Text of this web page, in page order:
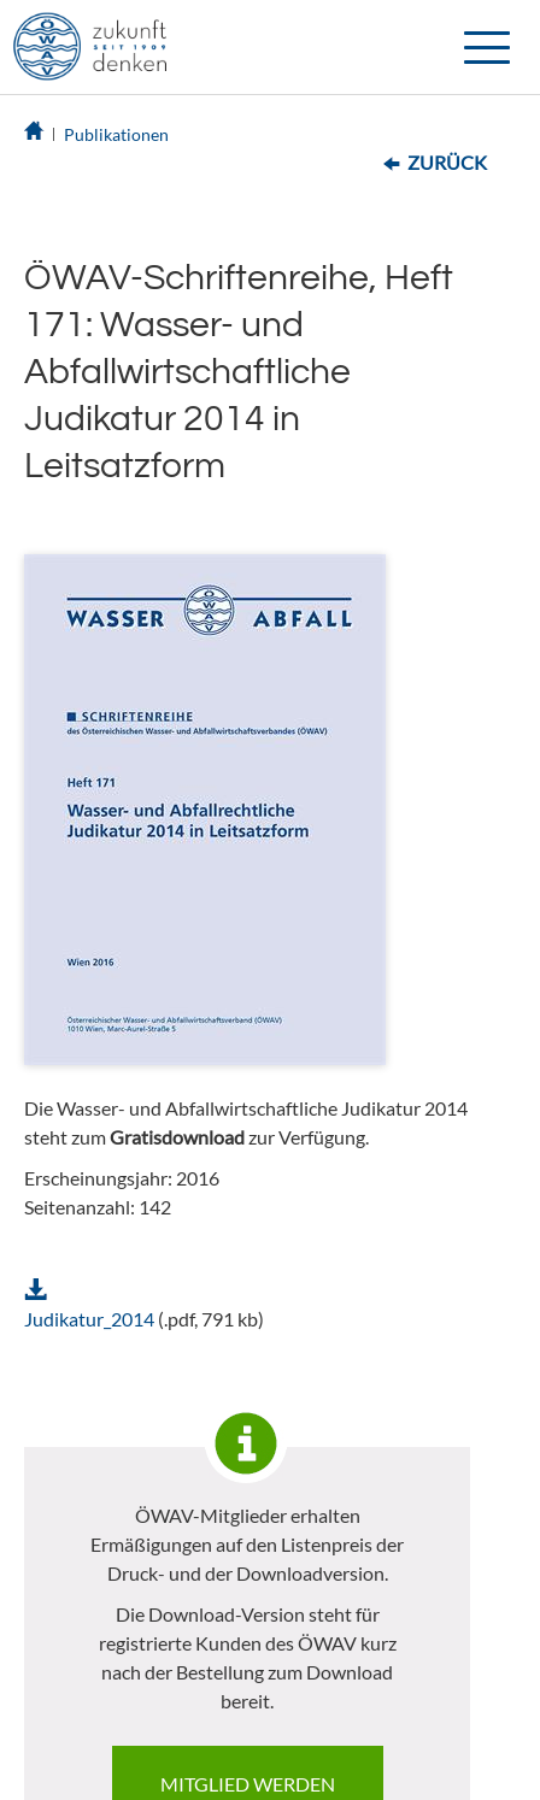
Toggle
Publikationen
ZURÜCK
ÖWAV-Schriftenreihe, Heft
171: Wasser- und
Abfallwirtschaftliche
Judikatur 2014 in
Leitsatzform
Die Wasser- und Abfallwirtschaftliche Judikatur 2014
steht zumGratisdownloadzur Verfügung.
Erscheinungsjahr: 2016
Seitenanzahl: 142
Judikatur_2014 (.pdf, 791 kb)
ÖWAV-Mitglieder erhalten
Ermäßigungen auf den Listenpreis der
Druck- und der Downloadversion.
Die Download-Version steht für
registrierte Kunden des ÖWAV kurz
nach der Bestellung zum Download
bereit.
MITGLIED WERDEN